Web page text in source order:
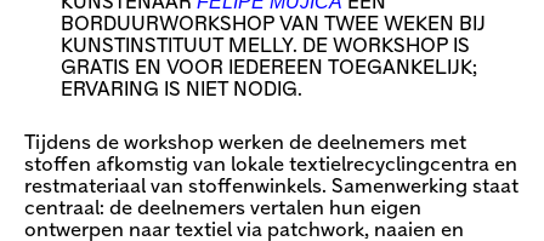
BORDUURWORKSHOP VAN TWEE WEKEN BIJ
KUNSTINSTITUUT MELLY. DE WORKSHOP IS
GRATIS EN VOOR IEDEREEN TOEGANKELIJK;
ERVARING IS NIET NODIG.
Tijdens de workshop werken de deelnemers met
stoffen afkomstig van lokale textielrecyclingcentra en
restmateriaal van stoffenwinkels. Samenwerking staat
centraal: de deelnemers vertalen hun eigen
ontwerpen naar textiel via patchwork, naaien en